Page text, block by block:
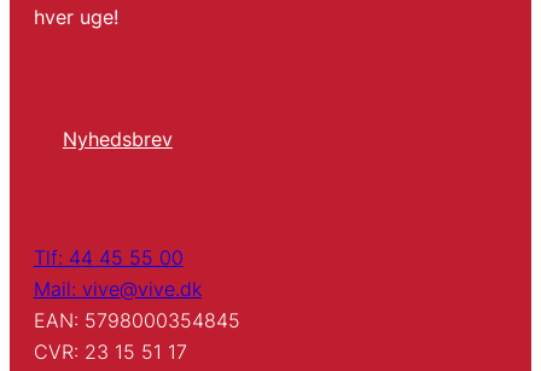
hver uge!
Nyhedsbrev
Tlf: 44 45 55 00
Mail: vive@vive.dk
EAN: 5798000354845
CVR: 23 15 51 17